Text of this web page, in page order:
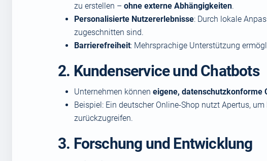
zu erstellen – ohne externe Abhängigkeiten.
Personalisierte Nutzererlebnisse: Durch lokale
zugeschnitten sind.
Barrierefreiheit: Mehrsprachige Unterstützung
2. Kundenservice und Chatbots
Unternehmen können eigene, datenschutzkonforme
Beispiel: Ein deutscher Online-Shop nutzt Apertus,
zurückzugreifen.
3. Forschung und Entwicklung